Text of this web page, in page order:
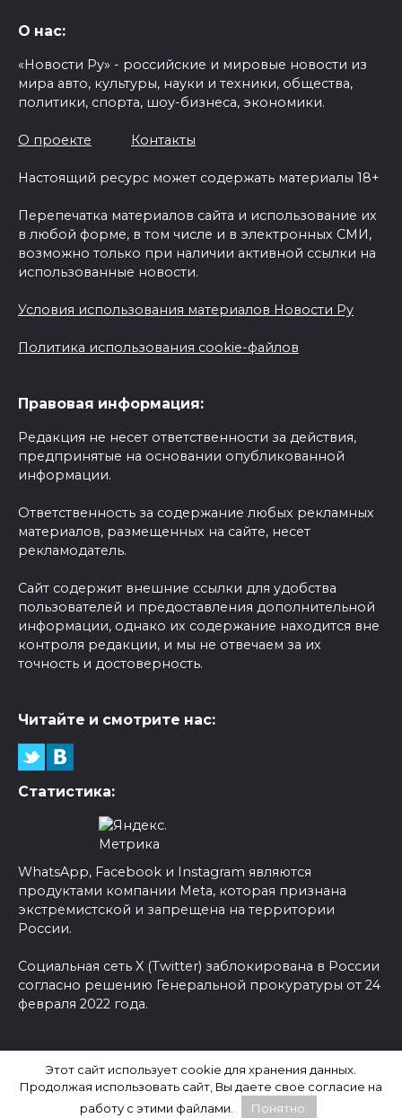
О нас:
«Новости Ру» - российские и мировые новости из
мира авто, культуры, науки и техники, общества,
политики, спорта, шоу-бизнеса, экономики.
О проекте Контакты
Настоящий ресурс может содержать материалы 18+
Перепечатка материалов сайта и использование их
в любой форме, в том числе и в электронных СМИ,
возможно только при наличии активной ссылки на
использованные новости.
Условия использования материалов Новости Ру
Политика использования cookie-файлов
Правовая информация:
Редакция не несет ответственности за действия,
предпринятые на основании опубликованной
информации.
Ответственность за содержание любых рекламных
материалов, размещенных на сайте, несет
рекламодатель.
Сайт содержит внешние ссылки для удобства
пользователей и предоставления дополнительной
информации, однако их содержание находится вне
контроля редакции, и мы не отвечаем за их
точность и достоверность.
Читайте и смотрите нас:
Статистика:
WhatsApp, Facebook и Instagram являются
продуктами компании Meta, которая признана
экстремистской и запрещена на территории
России.
Социальная сеть X (Twitter) заблокирована в России
согласно решению Генеральной прокуратуры от 24
февраля 2022 года.
Последние новости России
Этот сайт использует cookie для хранения данных.
Продолжая использовать сайт, Вы даете свое согласие на
работу с этими файлами.
Понятно.